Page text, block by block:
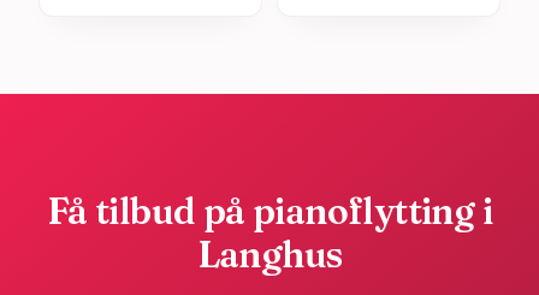
Få tilbud på pianoflytting i
Langhus